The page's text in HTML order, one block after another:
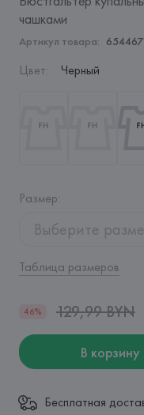
чашками
Артикул товара:
Цвет: Черный
Размер:
Выберите
Таблица размеров
46% 129,99 BYN
В корзину
Бесплатная